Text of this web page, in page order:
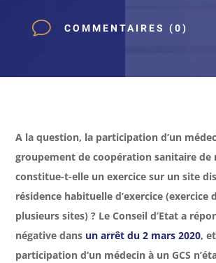
v COMMENTAIRES (0)
A la question, la participation d’un
groupement de coopération sanitaire de
constitue-t-elle un exercice sur un site
résidence habituelle d’exercice (exercice
plusieurs sites) ? Le Conseil d’Etat a
négative dans un arrêt du 2 mars 2020,
participation d’un médecin à un GCS